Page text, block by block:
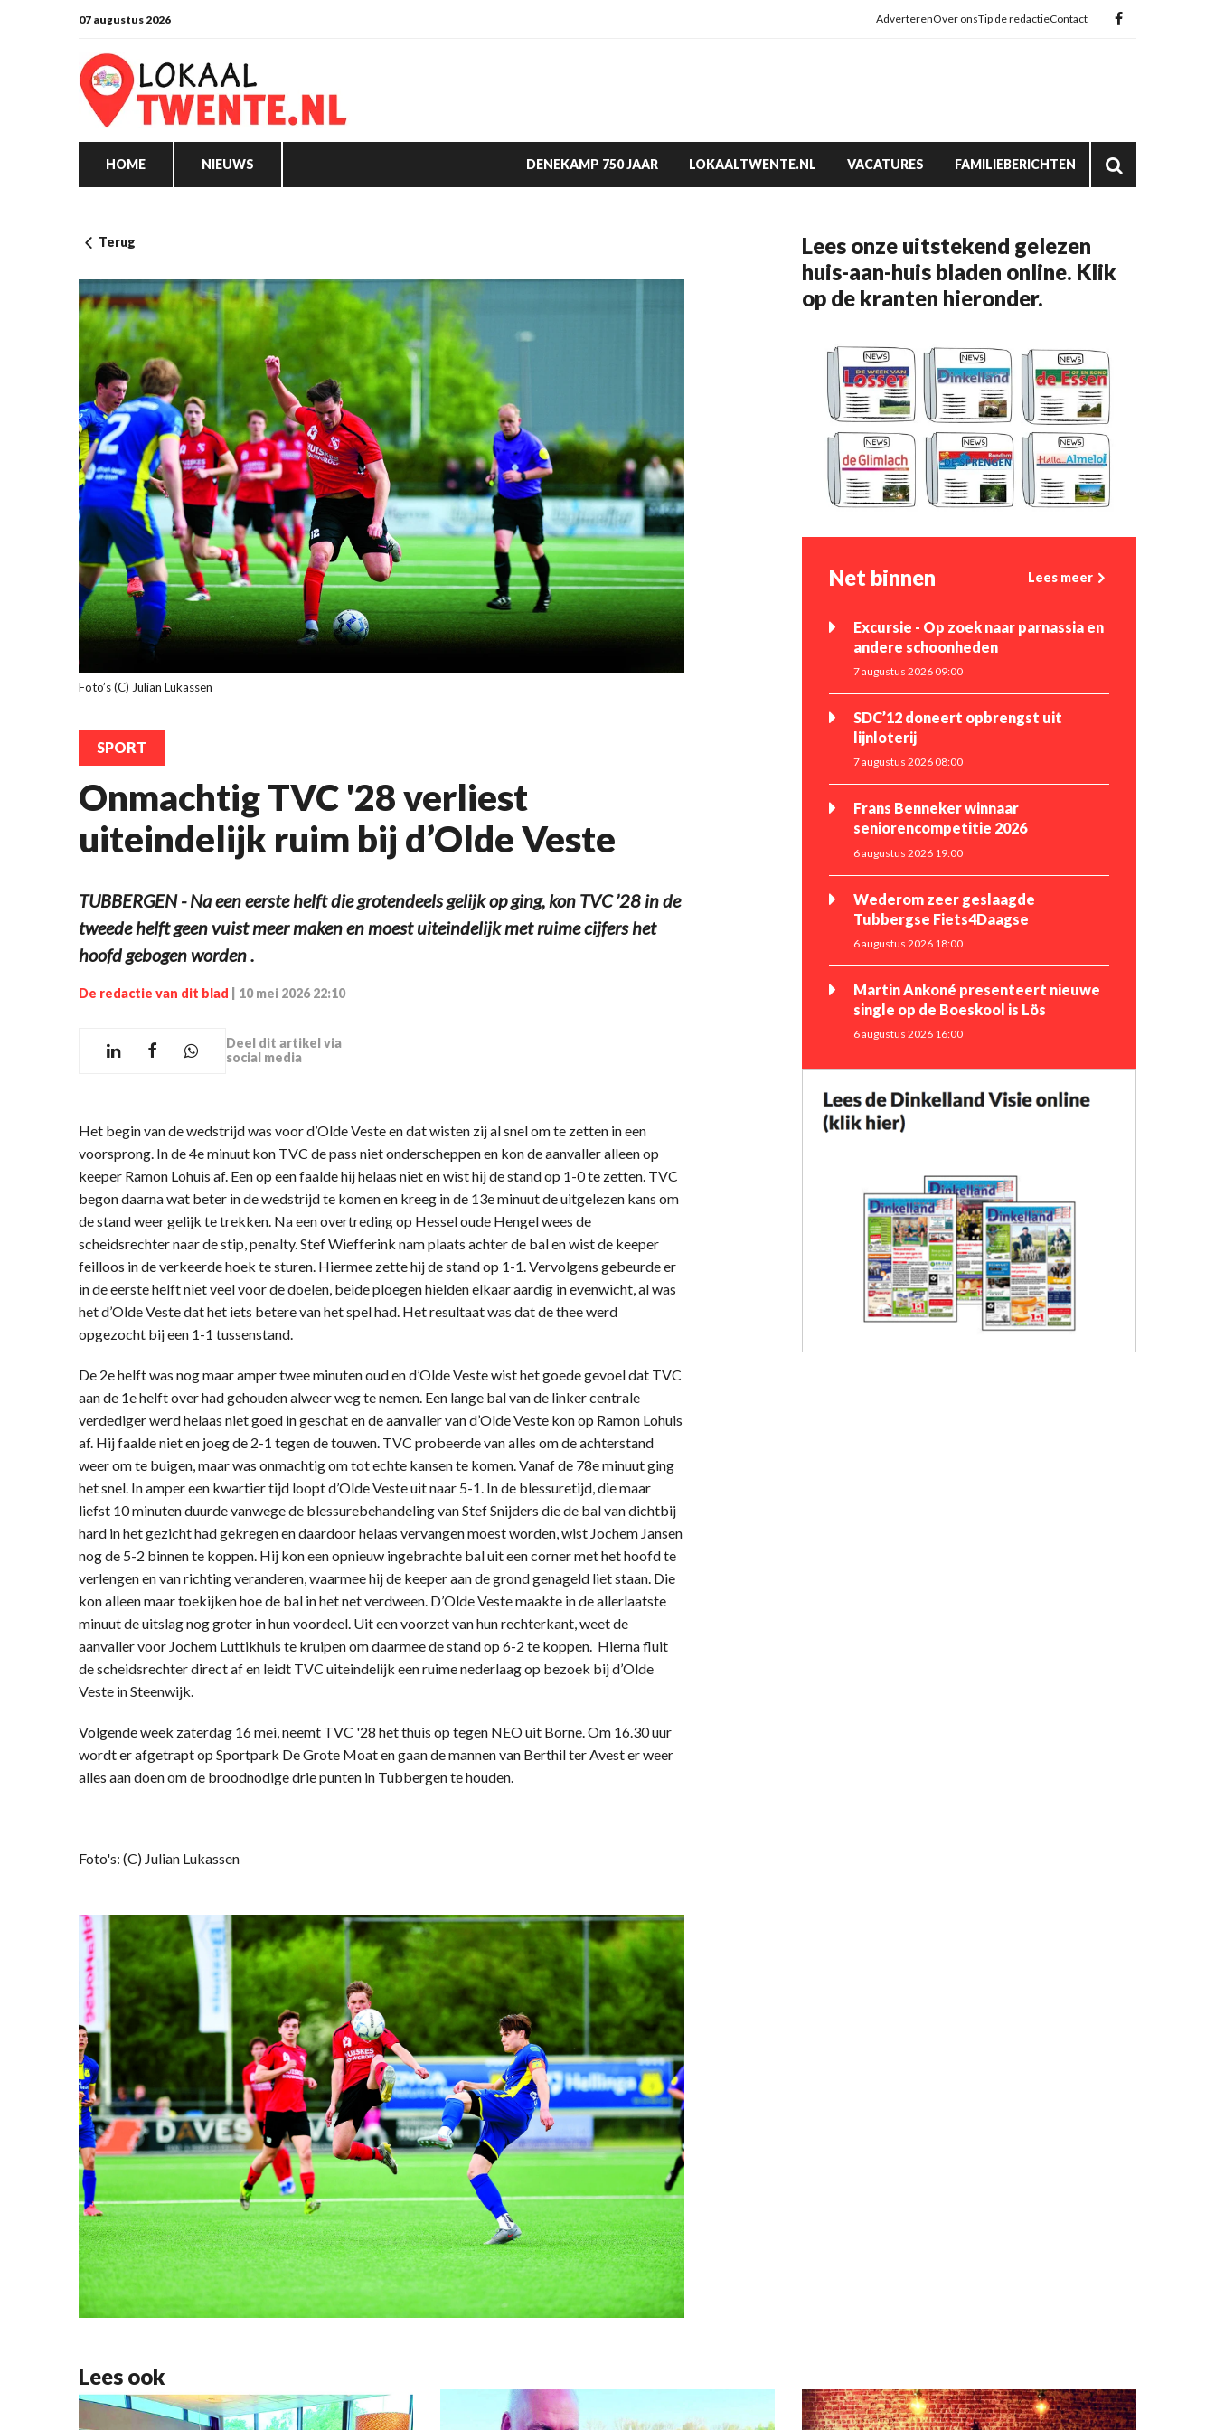
07 augustus 2026 AdverterenOver onsTip de redactieContact
HOME NIEUWS DENEKAMP 750 JAAR LOKAALTWENTE.NL VACATURES FAMILIEBERICHTEN
Terug
Foto’s (C) Julian Lukassen
SPORT
Onmachtig TVC '28 verliest
uiteindelijk ruim bij d’Olde Veste
TUBBERGEN - Na een eerste helft die grotendeels gelijk op ging, kon TVC ’28 in de
tweede helft geen vuist meer maken en moest uiteindelijk met ruime cijfers het
hoofd gebogen worden .
De redactie van dit blad 10 mei 2026 22:10
Deel dit artikel via
social media
Het begin van de wedstrijd was voor d’Olde Veste en dat wisten zij al snel om te zetten in een
voorsprong. In de 4e minuut kon TVC de pass niet onderscheppen en kon de aanvaller alleen op
keeper Ramon Lohuis af. Een op een faalde hij helaas niet en wist hij de stand op 1-0 te zetten. TVC
begon daarna wat beter in de wedstrijd te komen en kreeg in de 13e minuut de uitgelezen kans om
de stand weer gelijk te trekken. Na een overtreding op Hessel oude Hengel wees de
scheidsrechter naar de stip, penalty. Stef Wiefferink nam plaats achter de bal en wist de keeper
feilloos in de verkeerde hoek te sturen. Hiermee zette hij de stand op 1-1. Vervolgens gebeurde er
in de eerste helft niet veel voor de doelen, beide ploegen hielden elkaar aardig in evenwicht, al was
het d’Olde Veste dat het iets betere van het spel had. Het resultaat was dat de thee werd
opgezocht bij een 1-1 tussenstand.
De 2e helft was nog maar amper twee minuten oud en d’Olde Veste wist het goede gevoel dat TVC
aan de 1e helft over had gehouden alweer weg te nemen. Een lange bal van de linker centrale
verdediger werd helaas niet goed in geschat en de aanvaller van d’Olde Veste kon op Ramon Lohuis
af. Hij faalde niet en joeg de 2-1 tegen de touwen. TVC probeerde van alles om de achterstand
weer om te buigen, maar was onmachtig om tot echte kansen te komen. Vanaf de 78e minuut ging
het snel. In amper een kwartier tijd loopt d’Olde Veste uit naar 5-1. In de blessuretijd, die maar
liefst 10 minuten duurde vanwege de blessurebehandeling van Stef Snijders die de bal van dichtbij
hard in het gezicht had gekregen en daardoor helaas vervangen moest worden, wist Jochem Jansen
nog de 5-2 binnen te koppen. Hij kon een opnieuw ingebrachte bal uit een corner met het hoofd te
verlengen en van richting veranderen, waarmee hij de keeper aan de grond genageld liet staan. Die
kon alleen maar toekijken hoe de bal in het net verdween. D’Olde Veste maakte in de allerlaatste
minuut de uitslag nog groter in hun voordeel. Uit een voorzet van hun rechterkant, weet de
aanvaller voor Jochem Luttikhuis te kruipen om daarmee de stand op 6-2 te koppen. Hierna fluit
de scheidsrechter direct af en leidt TVC uiteindelijk een ruime nederlaag op bezoek bij d’Olde
Veste in Steenwijk.
Volgende week zaterdag 16 mei, neemt TVC '28 het thuis op tegen NEO uit Borne. Om 16.30 uur
wordt er afgetrapt op Sportpark De Grote Moat en gaan de mannen van Berthil ter Avest er weer
alles aan doen om de broodnodige drie punten in Tubbergen te houden.
Foto's: (C) Julian Lukassen
Lees onze uitstekend gelezen
huis-aan-huis bladen online. Klik
op de kranten hieronder.
Net binnen Lees meer
Excursie - Op zoek naar parnassia en
andere schoonheden
7 augustus 2026 09:00
SDC’12 doneert opbrengst uit
lijnloterij
7 augustus 2026 08:00
Frans Benneker winnaar
seniorencompetitie 2026
6 augustus 2026 19:00
Wederom zeer geslaagde
Tubbergse Fiets4Daagse
6 augustus 2026 18:00
Martin Ankoné presenteert nieuwe
single op de Boeskool is Lös
6 augustus 2026 16:00
Lees ook